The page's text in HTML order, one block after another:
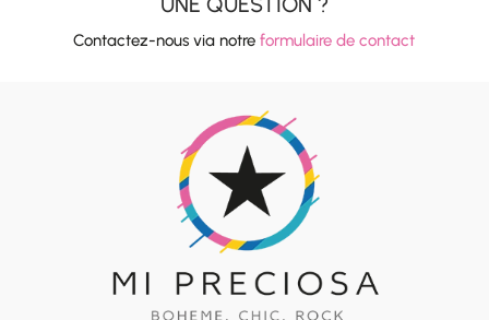
Contactez-nous via notreformulaire de contact